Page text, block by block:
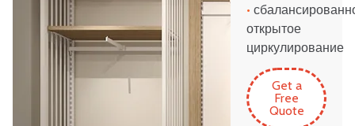
•
открытое
циркулирование
Get a
Free
Quote